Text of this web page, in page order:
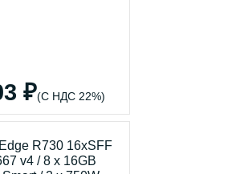
₽(С НДС 22%)
R730 16xSFF
v4 / 8 x 16GB